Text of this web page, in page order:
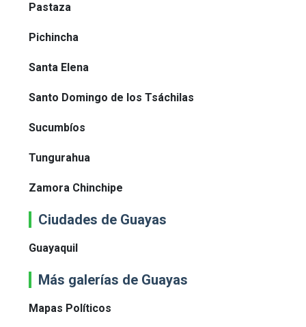
Pastaza
Pichincha
Santa Elena
Santo Domingo de los Tsáchilas
Sucumbíos
Tungurahua
Zamora Chinchipe
Ciudades de Guayas
Guayaquil
Más galerías de Guayas
Mapas Políticos